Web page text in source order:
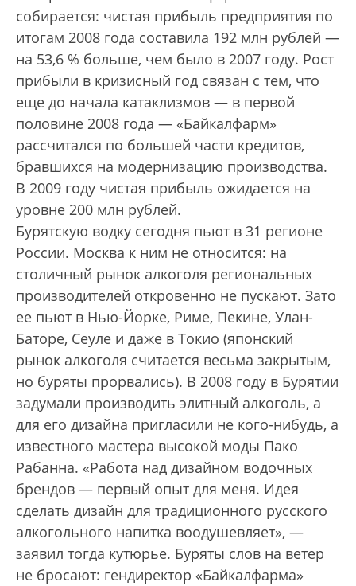
собирается: чистая прибыль предприятия по
итогам 2008 года составила 192 млн руб­лей —
на 53,6 % больше, чем было в 2007 году. Рост
прибыли в кризисный год связан с тем, что
еще до начала катаклизмов — в первой
половине 2008 года — «Байкалфарм»
рассчитался по большей части кредитов,
бравшихся на модернизацию производства.
В 2009 году чистая прибыль ожидается на
уровне 200 млн рублей.
Бурятскую водку сегодня пьют в 31 регионе
России. Москва к ним не относится: на
столичный рынок алкоголя региональных
производителей откровенно не пускают. Зато
ее пьют в Нью-Йорке, Риме, Пекине, Улан-
Баторе, Сеуле и даже в Токио (японский
рынок алкоголя считается весьма закрытым,
но буряты прорвались). В 2008 году в Бурятии
задумали производить элитный алкоголь, а
для его дизайна пригласили не кого-нибудь, а
известного мастера высокой моды Пако
Рабанна. «Работа над дизайном водочных
брендов — первый опыт для меня. Идея
сделать дизайн для традиционного русского
алкогольного напитка воодушевляет», —
заявил тогда кутюрье. Буряты слов на ветер
не бросают: гендиректор «Байкалфарма»